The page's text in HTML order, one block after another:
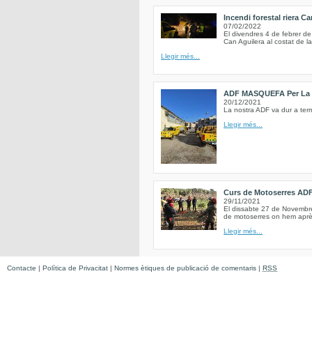
Incendi forestal riera
07/02/2022
El divendres 4 de febrer
Can Aguilera al costat de
Llegir més...
ADF MASQUEFA Per
20/12/2021
La nostra ADF va dur a
Llegir més...
Curs de Motoserres
29/11/2021
El dissabte 27 de
de motoserres on hem
Llegir més...
Contacte | Política de Privacitat | Normes ètiques de publicació de comentaris | RSS